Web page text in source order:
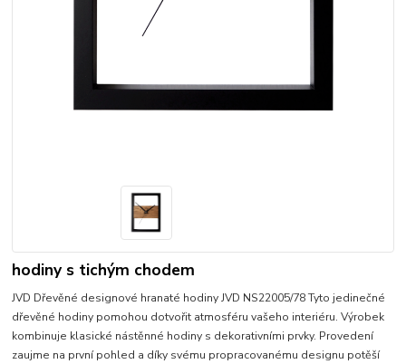
hodiny s tichým chodem
JVD Dřevěné designové hranaté hodiny JVD NS22005/78 Tyto jedinečné
dřevěné hodiny pomohou dotvořit atmosféru vašeho interiéru. Výrobek
kombinuje klasické nástěnné hodiny s dekorativními prvky. Provedení
zaujme na první pohled a díky svému propracovanému designu potěší